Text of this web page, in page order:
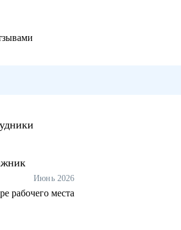
Июнь 2026
рабочего места